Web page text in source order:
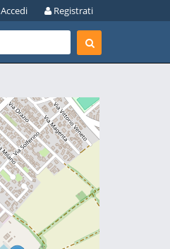
Registrati
Accedi